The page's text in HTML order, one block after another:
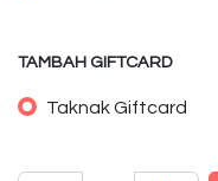
TAMBAH GIFTCARD
Taknak Giftcard